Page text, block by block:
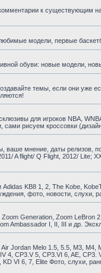
к существующим
модели, первые
обуви: новые модели,
темы, если они уже
для игроков NBA,
сами рисуем кроссовки
мнение, даты релизов,
A flight/ Q Flight, 2012/ Lite;
KB8 1, 2, The Kobe,
фото, новости, слухи,
Generation, Zoom LeBron
Ambassador I, II, III и др.
Jordan Melo 1.5, 5.5, M3,
4, CP3.V 5, CP3.VI 6, AE,
KD VI 6, 7, Elite Фото, слухи,